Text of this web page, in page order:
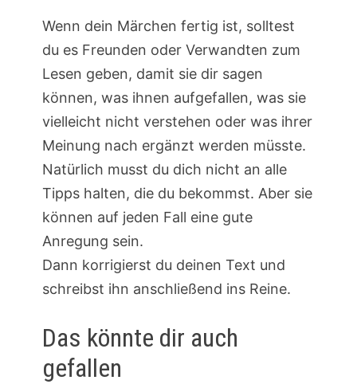
Wenn dein Märchen fertig ist, solltest
du es Freunden oder Verwandten zum
Lesen geben, damit sie dir sagen
können, was ihnen aufgefallen, was sie
vielleicht nicht verstehen oder was ihrer
Meinung nach ergänzt werden müsste.
Natürlich musst du dich nicht an alle
Tipps halten, die du bekommst. Aber sie
können auf jeden Fall eine gute
Anregung sein.
Dann korrigierst du deinen Text und
schreibst ihn anschließend ins Reine.
Das könnte dir auch
gefallen